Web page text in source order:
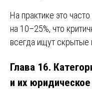
На практике это
на 10–25%, что
всегда ищут скрытые
Глава 16.
и их